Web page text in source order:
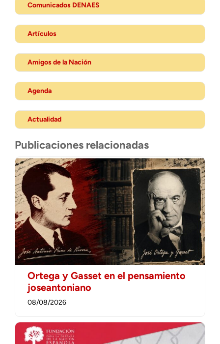
Comunicados DENAES
Artículos
Amigos de la Nación
Agenda
Actualidad
Publicaciones relacionadas
Ortega y Gasset en el pensamiento
joseantoniano
08/08/2026